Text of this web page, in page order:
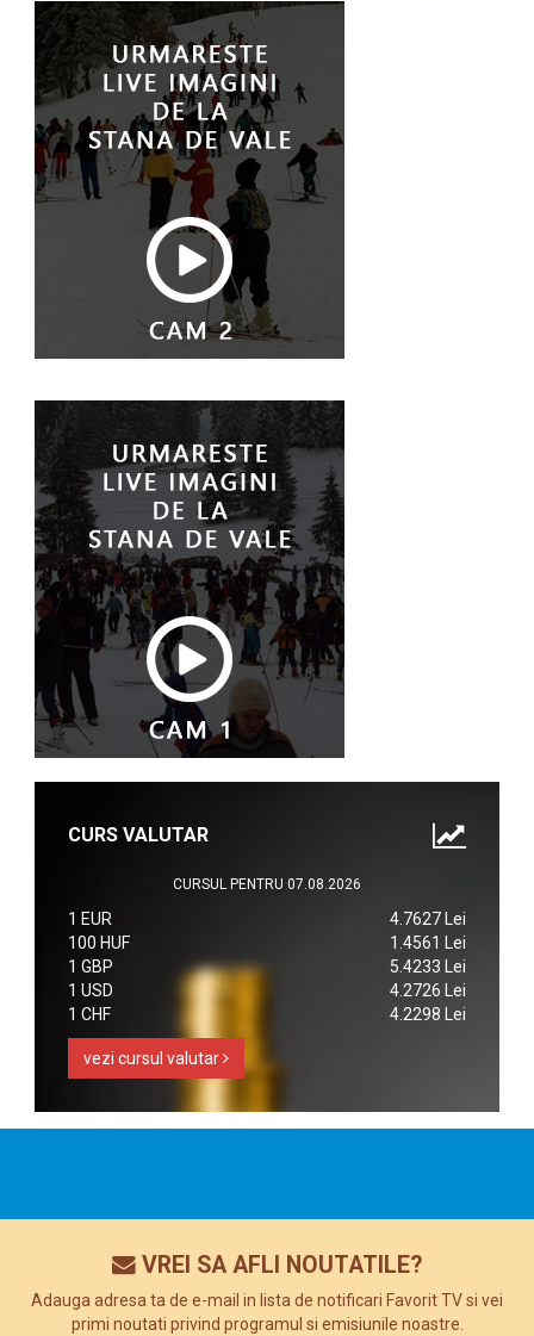
CURS VALUTAR
CURSUL PENTRU 07.08.2026
1 EUR
4.7627 Lei
100 HUF
1.4561 Lei
1 GBP
5.4233 Lei
1 USD
4.2726 Lei
1 CHF
4.2298 Lei
vezi cursul valutar
VREI SA AFLI NOUTATILE?
Adauga adresa ta de e-mail in lista de notificari Favorit TV si vei
primi noutati privind programul si emisiunile noastre.